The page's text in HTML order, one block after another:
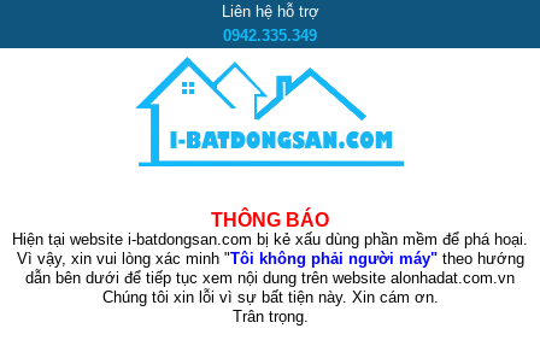
Liên hệ hỗ trợ
0942.335.349
THÔNG BÁO
Hiện tại website i-batdongsan.com bị kẻ xấu dùng phần mềm để phá hoại.
Vì vậy, xin vui lòng xác minh "Tôi không phải người máy"theo hướng
dẫn bên dưới để tiếp tục xem nội dung trên website alonhadat.com.vn
Chúng tôi xin lỗi vì sự bất tiện này. Xin cám ơn.
Trân trọng.